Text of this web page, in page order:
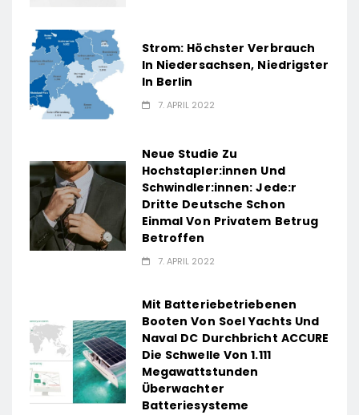
Strom: Höchster Verbrauch
In Niedersachsen, Niedrigster
In Berlin
7. APRIL 2022
Neue Studie Zu
Hochstapler:innen Und
Schwindler:innen: Jede:r
Dritte Deutsche Schon
Einmal Von Privatem Betrug
Betroffen
7. APRIL 2022
Mit Batteriebetriebenen
Booten Von Soel Yachts Und
Naval DC Durchbricht ACCURE
Die Schwelle Von 1.111
Megawattstunden
Überwachter
Batteriesysteme